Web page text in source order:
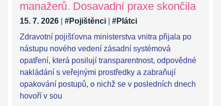
manažerů. Dosavadní praxe skončila
15. 7. 2026 #Pojištěnci
#Plátci
Zdravotní pojišťovna ministerstva vnitra přijala po
nástupu nového vedení zásadní systémová
opatření, která posilují transparentnost, odpovědné
nakládání s veřejnými prostředky a zabraňují
opakování postupů, o nichž se v posledních dnech
hovoří v sou